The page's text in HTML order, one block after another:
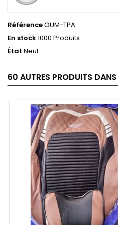
RéférenceOUM-TPA
En stock1000 Produits
État Neuf
60 AUTRES PRODUITS